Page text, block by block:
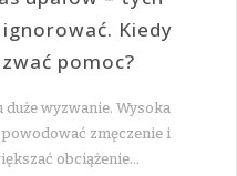
Kiedy
pomoc?
wyzwanie. Wysoka
zmęczenie i
obciążenie…